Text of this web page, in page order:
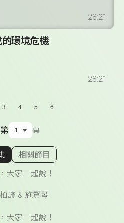
28:21
環境危機
28:21
3 4 5 6
頁
顯示相關單集
相關節目
大家一起說！
諺 & 施賢琴
大家一起說！